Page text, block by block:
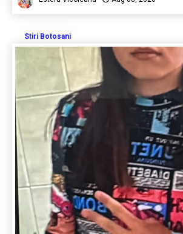
Stiri Botosani